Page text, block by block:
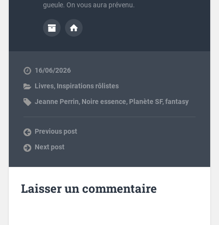
gueule. On vous aura prévenu.
16/06/2026
Livres, Inspirations rôlistes
Jeanne Perrin, Noire essence, Planète SF,fantasy
Previous post
Next post
Laisser un commentaire